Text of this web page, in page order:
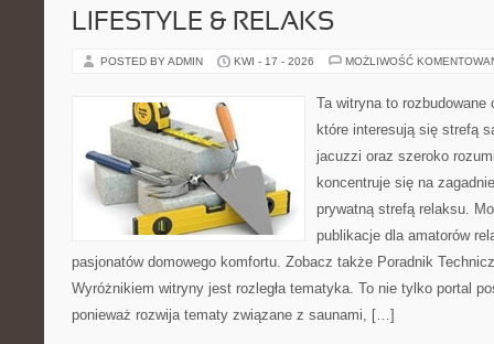
LIFESTYLE & RELAKS
POSTED BY ADMIN KWI - 17 - 2026 MOŻLIWOŚĆ
Ta witryna to
które interesują się strefą
jacuzzi oraz szeroko
koncentruje się na
prywatną strefą relaksu.
publikacje dla amatorów
pasjonatów domowego komfortu. Zobacz także Poradnik
Wyróżnikiem witryny jest rozległa tematyka. To nie tylko portal
ponieważ rozwija tematy związane z saunami, […]